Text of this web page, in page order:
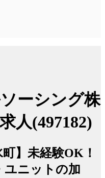
ーシング株
人(497182)
】未経験OK！
ユニットの加